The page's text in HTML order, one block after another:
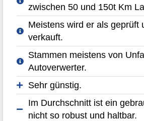
zwischen 50 und 150t Km
Meistens wird er als geprüft
verkauft.
Stammen meistens von
Autoverwerter.
Sehr günstig.
Im Durchschnitt ist ein
nicht so robust und haltbar.